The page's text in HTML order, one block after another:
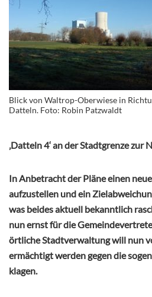
Blick von Waltrop-Oberwiese in
Datteln. Foto: Robin Patzwaldt
‚Datteln 4‘ an der Stadtgrenze zur
In Anbetracht der Pläne einen
aufzustellen und ein
was beides aktuell bekanntlich
nun ernst für die
örtliche Stadtverwaltung will nun
ermächtigt werden gegen die
klagen.